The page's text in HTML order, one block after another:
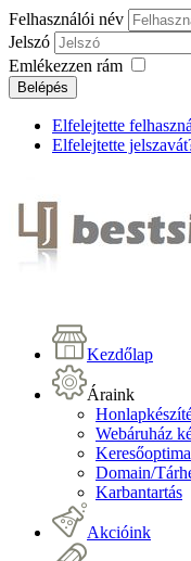
Felhasználói név
Jelszó
Emlékezzen rám
Belépés
Elfelejtette
Elfelejtette
Kezdőlap
Áraink
Webáruház
Domain/
Karbantartás
Akcióink